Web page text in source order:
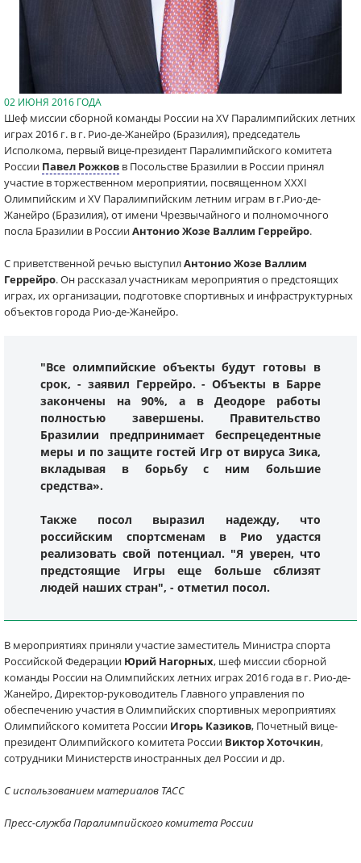
02 ИЮНЯ 2016 ГОДА
Шеф миссии сборной команды России на XV Паралимпийских летних
играх 2016 г. в г. Рио-де-Жанейро (Бразилия), председатель
Исполкома, первый вице-президент Паралимпийского комитета
России Павел Рожков в Посольстве Бразилии в России принял
участие в торжественном мероприятии, посвященном XXXI
Олимпийским и XV Паралимпийским летним играм в г.Рио-де-
Жанейро (Бразилия), от имени Чрезвычайного и полномочного
посла Бразилии в РоссииАнтонио Жозе Валлим Геррейро.
С приветственной речью выступилАнтонио Жозе Валлим
Геррейро. Он рассказал участникам мероприятия о предстоящих
играх, их организации, подготовке спортивных и инфраструктурных
объектов города Рио-де-Жанейро.
"Все олимпийские объекты будут готовы в
срок, - заявил Геррейро. - Объекты в Барре
закончены на 90%, а в Деодоре работы
полностью завершены. Правительство
Бразилии предпринимает беспрецедентные
меры и по защите гостей Игр от вируса Зика,
вкладывая в борьбу с ним большие
средства».
Также посол выразил надежду, что
российским спортсменам в Рио удастся
реализовать свой потенциал. "Я уверен, что
предстоящие Игры еще больше сблизят
людей наших стран", - отметил посол.
В мероприятиях приняли участие заместитель Министра спорта
Российской Федерации Юрий Нагорных, шеф миссии сборной
команды России на Олимпийских летних играх 2016 года в г. Рио-де-
Жанейро, Директор-руководитель Главного управления по
обеспечению участия в Олимпийских спортивных мероприятиях
Олимпийского комитета России Игорь Казиков, Почетный вице-
президент Олимпийского комитета России Виктор Хоточкин,
сотрудники Министерств иностранных дел России и др.
С использованием материалов ТАСС
Пресс-служба Паралимпийского комитета России